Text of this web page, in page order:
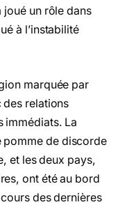
joué un rôle dans
à l’instabilité
marquée par
relations
immédiats. La
pomme de discorde
et les deux pays,
ont été au bord
des dernières